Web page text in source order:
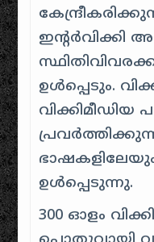
ഇന്റർവിക്കി
ഉൾപ്പെടും.
വിക്കിമീഡിയ
ഉൾപ്പെടുന്നു.
300 ഓളം